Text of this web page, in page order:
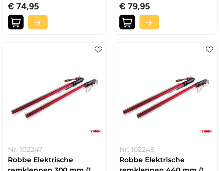
€ 74,95 € 79,95
Nr. 102247
Robbe Elektrische
Nr. 102248
Robbe Elektrische